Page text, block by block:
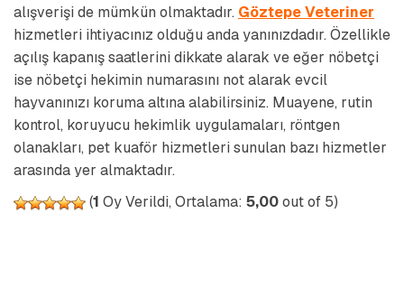
alışverişi de mümkün olmaktadır. Göztepe Veteriner
hizmetleri ihtiyacınız olduğu anda yanınızdadır. Özellikle
açılış kapanış saatlerini dikkate alarak ve eğer nöbetçi
ise nöbetçi hekimin numarasını not alarak evcil
hayvanınızı koruma altına alabilirsiniz. Muayene, rutin
kontrol, koruyucu hekimlik uygulamaları, röntgen
olanakları, pet kuaför hizmetleri sunulan bazı hizmetler
arasında yer almaktadır.
(1 Oy Verildi, Ortalama: 5,00out of 5)